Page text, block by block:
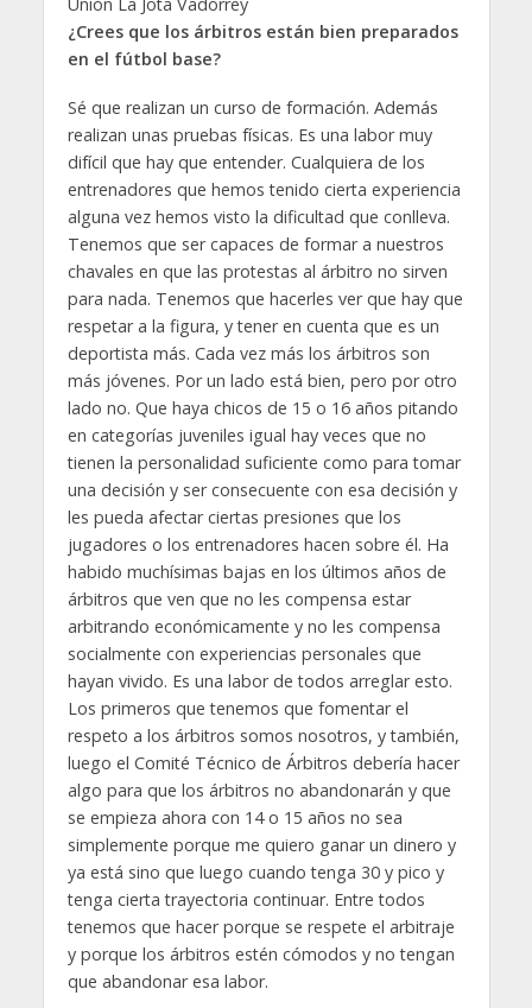
Unión La Jota Vadorrey
¿Crees que los árbitros están bien preparados
en el fútbol base?
Sé que realizan un curso de formación. Además
realizan unas pruebas físicas. Es una labor muy
difícil que hay que entender. Cualquiera de los
entrenadores que hemos tenido cierta experiencia
alguna vez hemos visto la dificultad que conlleva.
Tenemos que ser capaces de formar a nuestros
chavales en que las protestas al árbitro no sirven
para nada. Tenemos que hacerles ver que hay que
respetar a la figura, y tener en cuenta que es un
deportista más. Cada vez más los árbitros son
más jóvenes. Por un lado está bien, pero por otro
lado no. Que haya chicos de 15 o 16 años pitando
en categorías juveniles igual hay veces que no
tienen la personalidad suficiente como para tomar
una decisión y ser consecuente con esa decisión y
les pueda afectar ciertas presiones que los
jugadores o los entrenadores hacen sobre él. Ha
habido muchísimas bajas en los últimos años de
árbitros que ven que no les compensa estar
arbitrando económicamente y no les compensa
socialmente con experiencias personales que
hayan vivido. Es una labor de todos arreglar esto.
Los primeros que tenemos que fomentar el
respeto a los árbitros somos nosotros, y también,
luego el Comité Técnico de Árbitros debería hacer
algo para que los árbitros no abandonarán y que
se empieza ahora con 14 o 15 años no sea
simplemente porque me quiero ganar un dinero y
ya está sino que luego cuando tenga 30 y pico y
tenga cierta trayectoria continuar. Entre todos
tenemos que hacer porque se respete el arbitraje
y porque los árbitros estén cómodos y no tengan
que abandonar esa labor.